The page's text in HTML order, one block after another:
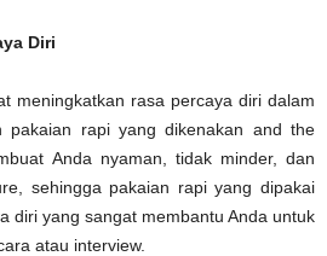
Diri
meningkatkan rasa percaya diri dalam
pakaian rapi yang dikenakan and the
Anda nyaman, tidak minder, dan
sehingga pakaian rapi yang dipakai
diri yang sangat membantu Anda untuk
atau interview.